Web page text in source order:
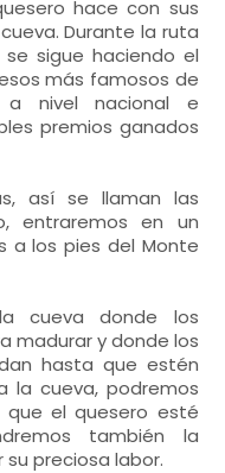
hace con sus
Durante la ruta
sigue haciendo el
más famosos de
a nivel nacional e
premios ganados
así se llaman las
entraremos en un
a los pies del Monte
cueva donde los
madurar y donde los
hasta que estén
la cueva, podremos
que el quesero esté
también la
preciosa labor.